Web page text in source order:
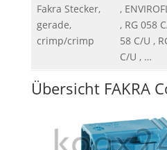
Fakra Stecker,
gerade,
crimp/crimp
,
, RG 058
58 C/U ,
C/U , …
Übersicht FAKRA